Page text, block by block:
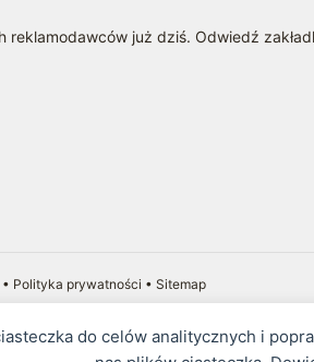
do celów analitycznych i
reklamodawców już dziś. Odwiedź
Polityka prywatności • Sitemap